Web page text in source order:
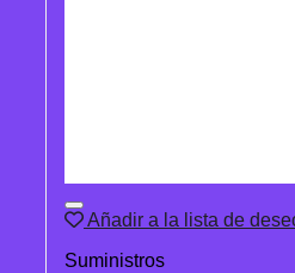
Añadir a la lista de
Suministros